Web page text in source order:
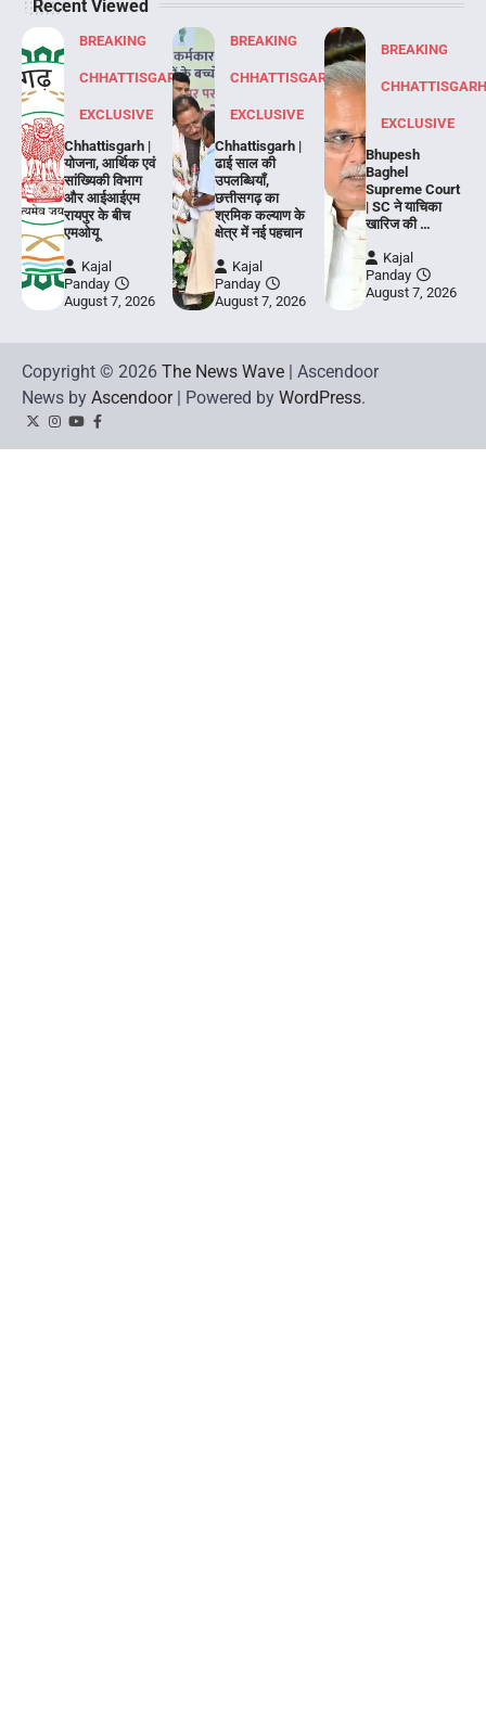
Recent Viewed
BREAKING
CHHATTISGARH
EXCLUSIVE
Chhattisgarh |
योजना, आर्थिक एवं
सांख्यिकी विभाग
और आईआईएम
रायपुर के बीच
एमओयू
Kajal
Panday
August 7, 2026
BREAKING
CHHATTISGARH
EXCLUSIVE
Chhattisgarh |
ढाई साल की
उपलब्धियाँ,
छत्तीसगढ़ का
श्रमिक कल्याण के
क्षेत्र में नई पहचान
Kajal
Panday
August 7, 2026
BREAKING
EXCLUSIVE
Bhupesh
Baghel
Supreme Court
| SC ने याचिका
खारिज की …
Kajal
Panday
August 7, 2026
Copyright © 2026 The News Wave | Ascendoor
News by Ascendoor| Powered by WordPress.
TwitterInstagram
YouTubeFacebook